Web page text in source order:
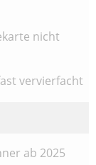
nicht
vervierfacht
ab 2025